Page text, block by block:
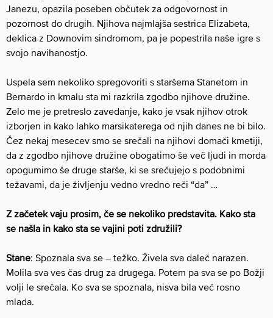
Janezu, opazila poseben občutek za odgovornost in
pozornost do drugih. Njihova najmlajša sestrica Elizabeta,
deklica z D​ownovim sindromom, pa je popestrila naše igre s
svojo navihanostjo.
Uspela sem nekoliko spregovoriti s staršema Stanetom in
Bernardo in kmalu sta mi razkrila zgodbo njihove družine.
Zelo me je pretreslo zavedanje, kako ​je vsak njihov otrok
izborjen in kako lahko marsikaterega od njih danes ne bi bilo.
Čez nekaj mesecev smo se srečali na njihovi domači kmetiji,
da z zgodbo njihove družine obogatimo še več ljudi in morda
opogumimo še druge starše, ki se srečujejo s podobnimi
težavami, da je življenju vedno vredno reči “da” …
Z začetek vaju prosim, če se nekoliko predstavita. Kako sta
se našla in kako sta se vajini poti združili?
Stane: Spoznala sva se – težko. Živela sva daleč narazen.
Molila sva ves čas drug za drugega. Potem pa sva se po Božji
volji le srečala. Ko sva se spoznala, nisva bila več rosno
mlada.